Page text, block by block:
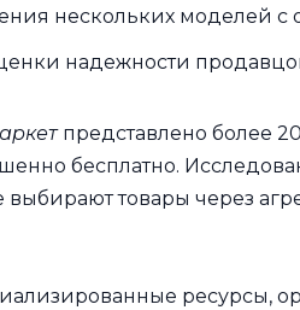
нескольких моделей
надежности
представлено более
бесплатно.
товары через
ресурсы,